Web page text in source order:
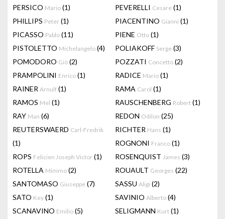
PERSICO Mario (1) PEVERELLI Cesare (1)
PHILLIPS Peter (1) PIACENTINO Gianni (1)
PICASSO Pablo (11) PIENE Otto (1)
PISTOLETTO Michelangelo (4) POLIAKOFF Serge (3)
POMODORO Giò (2) POZZATI Concetto (2)
PRAMPOLINI Enrico (1) RADICE Mario (1)
RAINER Arnulf (1) RAMA Carol (1)
RAMOS Mel (1) RAUSCHENBERG Robert (1)
RAY Man (6) REDON Odilon (25)
REUTERSWAERD Carl-Fredrik
(1)
RICHTER Hans (1)
ROGNONI Franco (1)
ROPS Felicien Joseph Victor (1) ROSENQUIST James (3)
ROTELLA Mimmo (2) ROUAULT Georges (22)
SANTOMASO Giuseppe (7) SASSU Aligi (2)
SATO Key (1) SAVINIO Alberto (4)
SCANAVINO Emilio (5) SELIGMANN Kurt (1)